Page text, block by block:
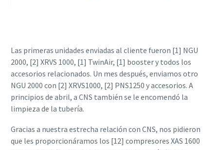
Las primeras unidades enviadas al cliente fueron [1] NGU
2000, [2] XRVS 1000, [1] TwinAir, [1] booster y todos los
accesorios relacionados. Un mes después, enviamos otro
NGU 2000 con [2] XRVS1000, [2] PNS1250 y accesorios. A
principios de abril, a CNS también se le encomendó la
limpieza de la tubería.
Gracias a nuestra estrecha relación con CNS, nos pidieron
que les proporcionáramos los [12] compresores XAS 1600